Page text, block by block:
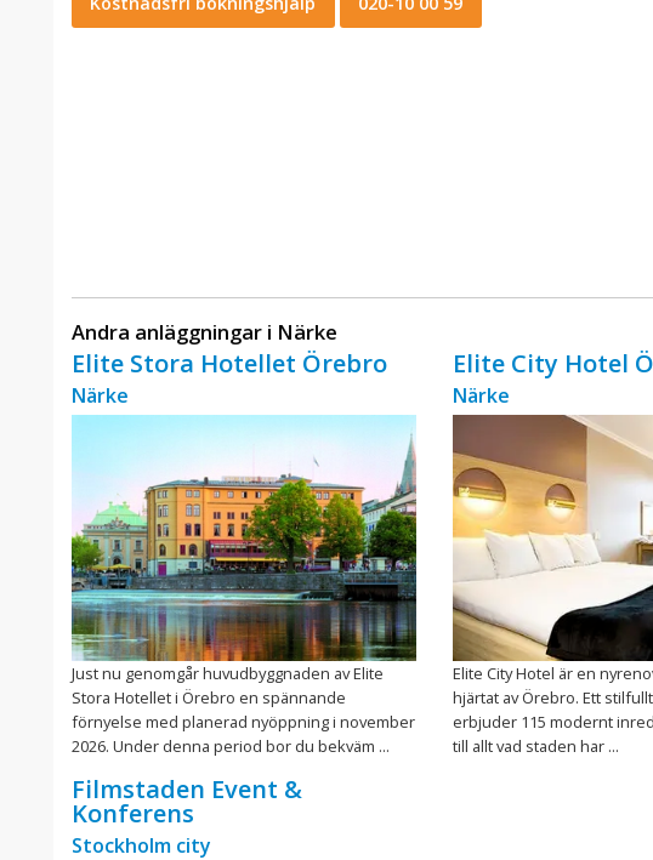
Andra anläggningar i Närke
Elite Stora Hotellet Örebro
Närke
Just nu genomgår huvudbyggnaden av Elite
Stora Hotellet i Örebro en spännande
förnyelse med planerad nyöppning i november
2026. Under denna period bor du bekväm ...
Elite City Hotel
Närke
Elite City Hotel är en
hjärtat av Örebro. Ett
erbjuder 115 modernt
till allt vad staden har ...
Filmstaden Event &
Konferens
Stockholm city